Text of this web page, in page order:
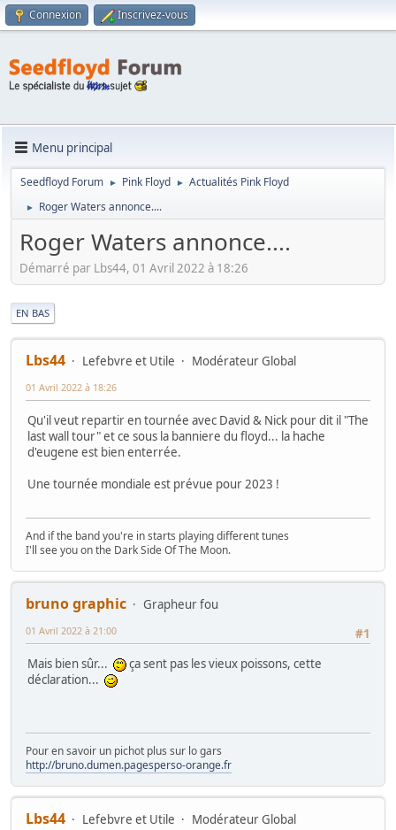
Connexion Inscrivez-vous
Menu principal
Seedfloyd Forum ► Pink Floyd ► Actualités Pink Floyd
► Roger Waters annonce....
Roger Waters annonce....
Démarré par Lbs44, 01 Avril 2022 à 18:26
EN BAS
Lbs44 Lefebvre et Utile Modérateur Global
01 Avril 2022 à 18:26
Qu'il veut repartir en tournée avec David & Nick pour dit il "The
last wall tour" et ce sous la banniere du floyd... la hache
d'eugene est bien enterrée.
Une tournée mondiale est prévue pour 2023 !
And if the band you're in starts playing different tunes
I'll see you on the Dark Side Of The Moon.
bruno graphic
Grapheur fou
#1
01 Avril 2022 à 21:00
Mais bien sûr...
ça sent pas les vieux poissons, cette
déclaration...
Pour en savoir un pichot plus sur lo gars
http://bruno.dumen.pagesperso-orange.fr
Lbs44 Lefebvre et Utile
Modérateur Global